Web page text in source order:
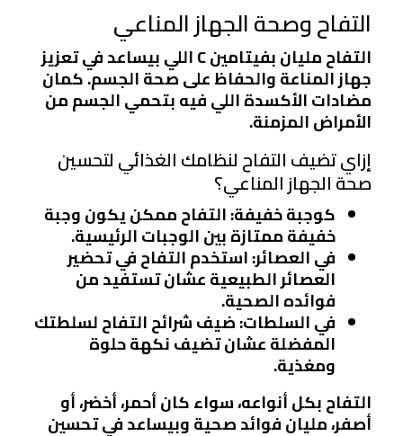
التفاح وصحة الجهاز المناعي
التفاح مليان بفيتامين C اللي بيساعد في تعزيز
جهاز المناعة والحفاظ على صحة الجسم. كمان
مضادات الأكسدة اللي فيه بتحمي الجسم من
الأمراض المزمنة.
إزاي تضيف التفاح لنظامك الغذائي لتحسين
صحة الجهاز المناعي؟
كوجبة خفيفة: التفاح ممكن يكون وجبة
خفيفة ممتازة بين الوجبات الرئيسية.
في العصائر: استخدم التفاح في تحضير
العصائر الطبيعية عشان تستفيد من
فوائده الصحية.
في السلطات: ضيف شرائح التفاح لسلطتك
المفضلة عشان تضيف نكهة حلوة
ومغذية.
التفاح بكل أنواعه، سواء كان أحمر، أخضر، أو
أصفر، مليان فوائد صحية وبيساعد في تحسين